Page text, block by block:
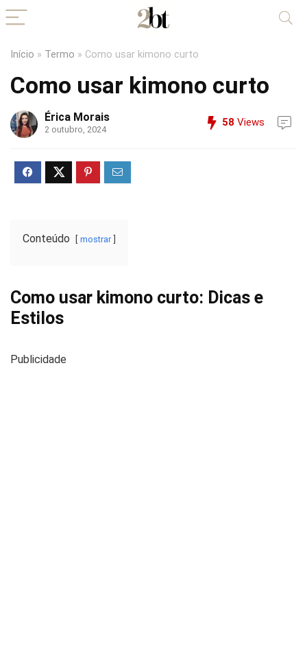
Início » Termo » Como usar kimono curto
Como usar kimono curto
Érica Morais
2 outubro, 2024
58 Views
Conteúdo mostrar
Como usar kimono curto: Dicas e
Estilos
Publicidade